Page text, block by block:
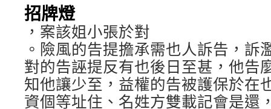
招牌燈
，案該姐小張於對
。險風的告提擔承需也人訴告，訴
對的告誣提反有也後日至甚，他告
知他讓少至，益權的告被護保於在
資個等址住、名姓方雙載記會是還